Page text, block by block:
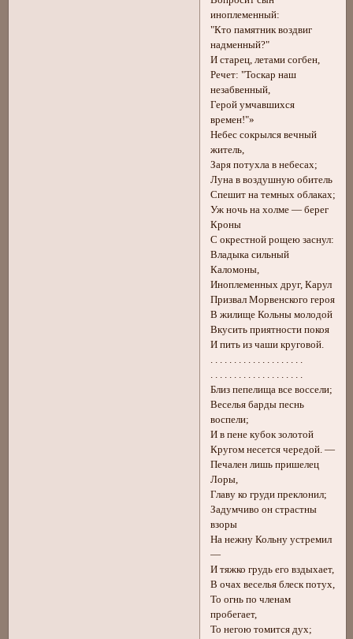
иноплеменный:
"Кто памятник воздвиг
надменный?"
И старец, летами согбен,
Речет: "Тоскар наш
незабвенный,
Герой умчавшихся
времен!"»
Небес сокрылся вечный
житель,
Заря потухла в небесах;
Луна в воздушную обитель
Спешит на темных облаках;
Уж ночь на холме — берег
Кроны
С окрестной рощею заснул:
Владыка сильный
Каломоны,
Иноплеменных друг, Карул
Призвал Морвенского героя
В жилище Кольны молодой
Вкусить приятности покоя
И пить из чаши круговой.
. . . . . . . . . . . . . . . . . . . .
. . . . . . . . . . . . . . . . . . . .
Близ пепелища все воссели;
Веселья барды песнь
воспели;
И в пене кубок золотой
Кругом несется чередой. —
Печален лишь пришелец
Лоры,
Главу ко груди преклонил;
Задумчиво он страстны
взоры
На нежну Кольну устремил
—
И тяжко грудь его вздыхает,
В очах веселья блеск потух,
То огнь по членам
пробегает,
То негою томится дух;